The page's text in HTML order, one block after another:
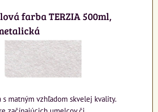
farba TERZIA 500ml,
s matným vzhľadom skvelej kvality.